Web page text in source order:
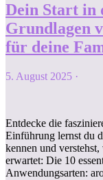
Dein Start in
Grundlagen
für deine
5. August 2025 ·
Entdecke die
Einführung lernst du
kennen und
erwartet: Die 10
Anwendungsarten: